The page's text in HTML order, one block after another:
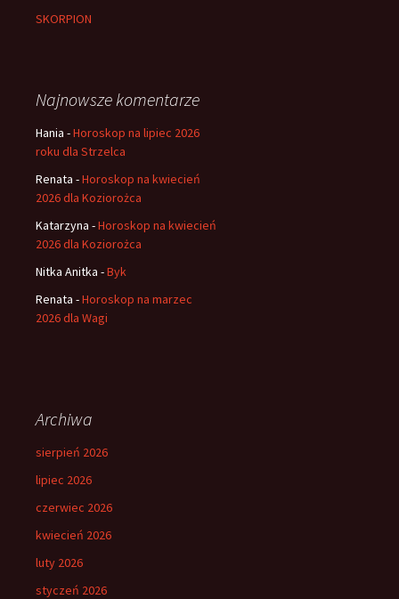
SKORPION
Najnowsze komentarze
Hania -Horoskop na lipiec 2026
roku dla Strzelca
Renata -Horoskop na kwiecień
2026 dla Koziorożca
Katarzyna -Horoskop na kwiecień
2026 dla Koziorożca
Nitka Anitka -Byk
Renata -Horoskop na marzec
2026 dla Wagi
Archiwa
sierpień 2026
lipiec 2026
czerwiec 2026
kwiecień 2026
luty 2026
styczeń 2026